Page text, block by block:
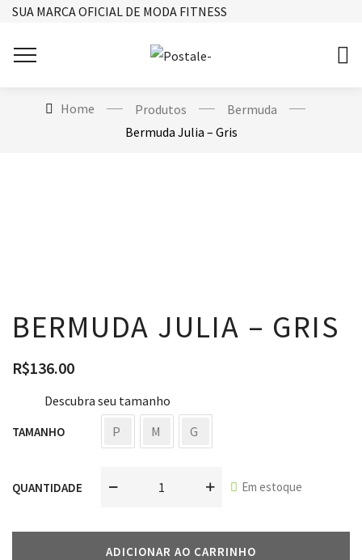
SUA MARCA OFICIAL DE MODA FITNESS
Home Produtos
Bermuda
Bermuda Julia – Gris
BERMUDA JULIA – GRIS
R$136.00
Descubra seu tamanho
TAMANHO P M G
QUANTIDADE Em estoque
ADICIONAR AO CARRINHO